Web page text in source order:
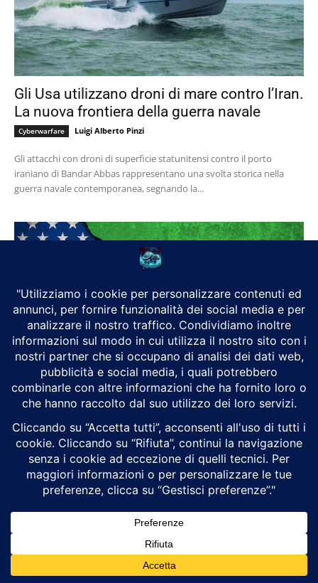
Gli Usa utilizzano droni di mare contro l’Iran.
La nuova frontiera della guerra navale
Cyberwarfare Luigi Alberto Pinzi
Gli attacchi con droni di superficie statunitensi contro il porto
iraniano di Bandar Abbas rappresentano una svolta storica nella
guerra navale contemporanea, segnando la...
Stati Uniti e Iran continuano i colloqui
Geopolitica Giacomo Crosetto
Donald Trump ha annunciato che Stati Uniti e Iran hanno
concordato di proseguire i colloqui, ma ha dichiarato che la tregua è
ormai finita,...